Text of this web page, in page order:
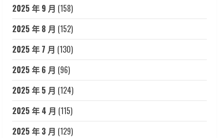
2025 年 9 月 (158)
2025 年 8 月 (152)
2025 年 7 月 (130)
2025 年 6 月 (96)
2025 年 5 月 (124)
2025 年 4 月 (115)
2025 年 3 月 (129)